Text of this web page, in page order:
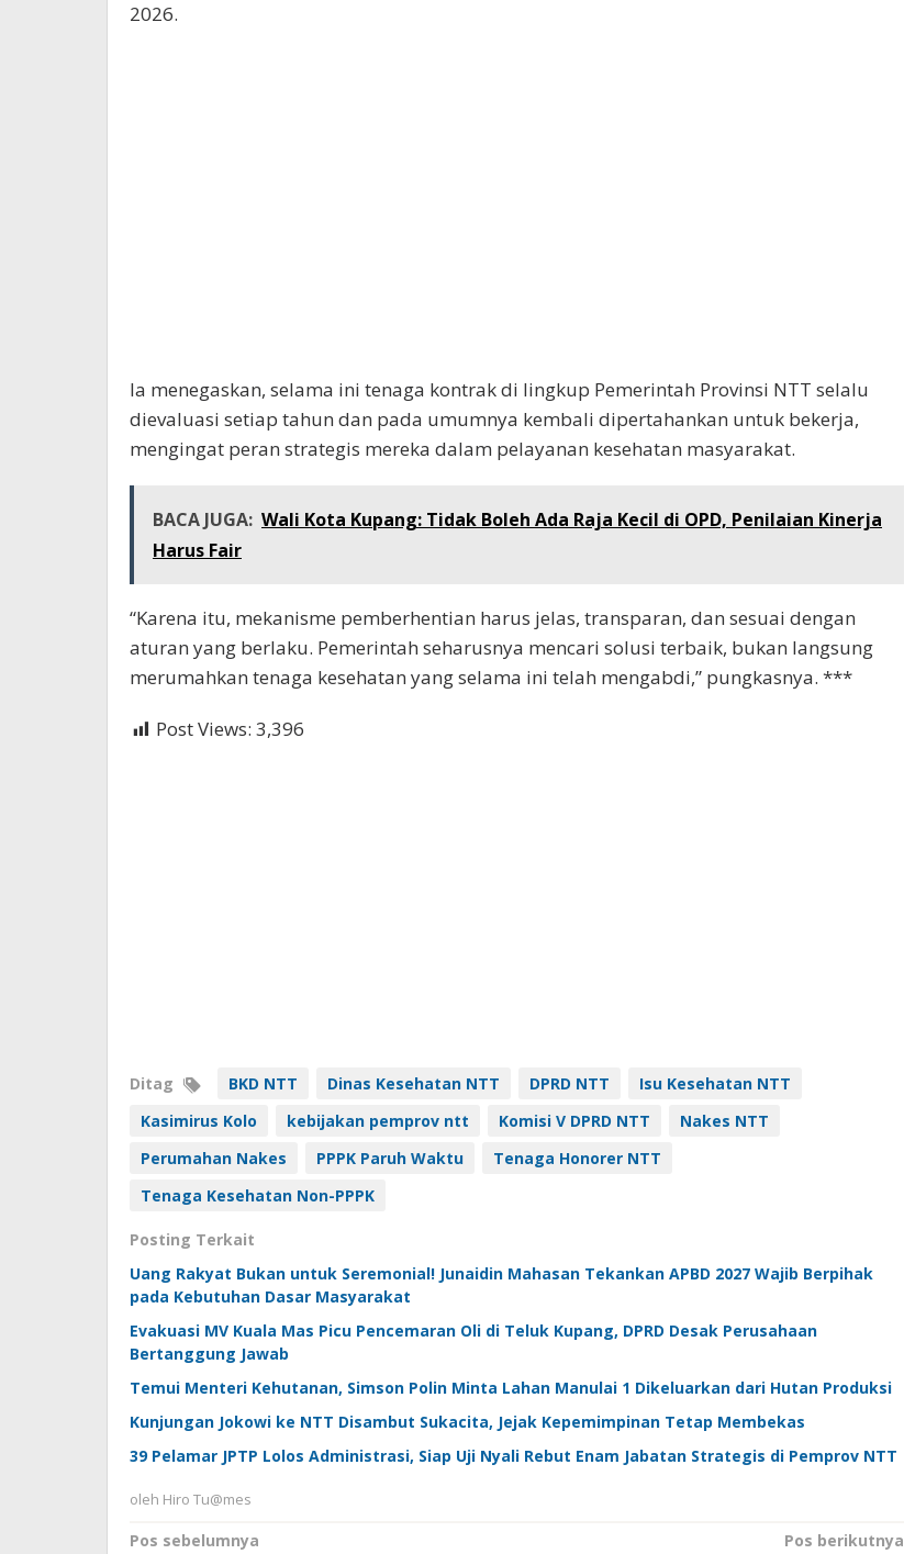
2026.
Ia menegaskan, selama ini tenaga kontrak di lingkup Pemerintah Provinsi NTT selalu
dievaluasi setiap tahun dan pada umumnya kembali dipertahankan untuk bekerja,
mengingat peran strategis mereka dalam pelayanan kesehatan masyarakat.
BACA JUGA: Wali Kota Kupang: Tidak Boleh Ada Raja Kecil di OPD, Penilaian Kinerja
Harus Fair
“Karena itu, mekanisme pemberhentian harus jelas, transparan, dan sesuai dengan
aturan yang berlaku. Pemerintah seharusnya mencari solusi terbaik, bukan langsung
merumahkan tenaga kesehatan yang selama ini telah mengabdi,” pungkasnya. ***
Post Views: 3,396
Ditag BKD NTT Dinas Kesehatan NTT DPRD NTT
Isu Kesehatan NTT
Kasimirus Kolo
kebijakan pemprov ntt Komisi V DPRD NTT
Nakes NTT
Perumahan Nakes
PPPK Paruh Waktu
Tenaga Honorer NTT
Tenaga Kesehatan Non-PPPK
Posting Terkait
Uang Rakyat Bukan untuk Seremonial! Junaidin Mahasan Tekankan APBD 2027 Wajib Berpihak
pada Kebutuhan Dasar Masyarakat
Evakuasi MV Kuala Mas Picu Pencemaran Oli di Teluk Kupang, DPRD Desak Perusahaan
Bertanggung Jawab
Temui Menteri Kehutanan, Simson Polin Minta Lahan Manulai 1 Dikeluarkan dari Hutan Produksi
Kunjungan Jokowi ke NTT Disambut Sukacita, Jejak Kepemimpinan Tetap Membekas
39 Pelamar JPTP Lolos Administrasi, Siap Uji Nyali Rebut Enam Jabatan Strategis di Pemprov NTT
oleh Hiro Tu@mes
Navigasi
Pos sebelumnya
Pos berikutnya